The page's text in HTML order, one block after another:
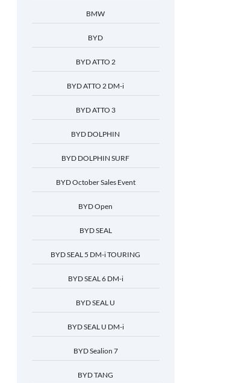
BMW
BYD
BYD ATTO 2
BYD ATTO 2 DM-i
BYD ATTO 3
BYD DOLPHIN
BYD DOLPHIN SURF
BYD October Sales Event
BYD Open
BYD SEAL
BYD SEAL 5 DM-i TOURING
BYD SEAL 6 DM-i
BYD SEAL U
BYD SEAL U DM-i
BYD Sealion 7
BYD TANG